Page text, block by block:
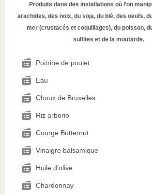
Produits dans des installations où l’on
arachides, des noix, du soja, du blé, des oeufs,
mer (crustacés et coquillages), du poisson,
sulfites et de la moutarde.
Poitrine de poulet
Eau
Choux de Bruxelles
Riz arborio
Courge Butternut
Vinaigre balsamique
Huile d’olive
Chardonnay